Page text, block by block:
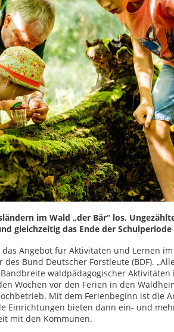
im Wald „der Bär“ los.
gleichzeitig das Ende der
Angebot für Aktivitäten und Lernen
Bund Deutscher Forstleute (BDF).
waldpädagogischer Aktivitäten
Wochen vor den Ferien in den
Mit dem Ferienbeginn ist die
Einrichtungen bieten dann ein- und
mit den Kommunen.